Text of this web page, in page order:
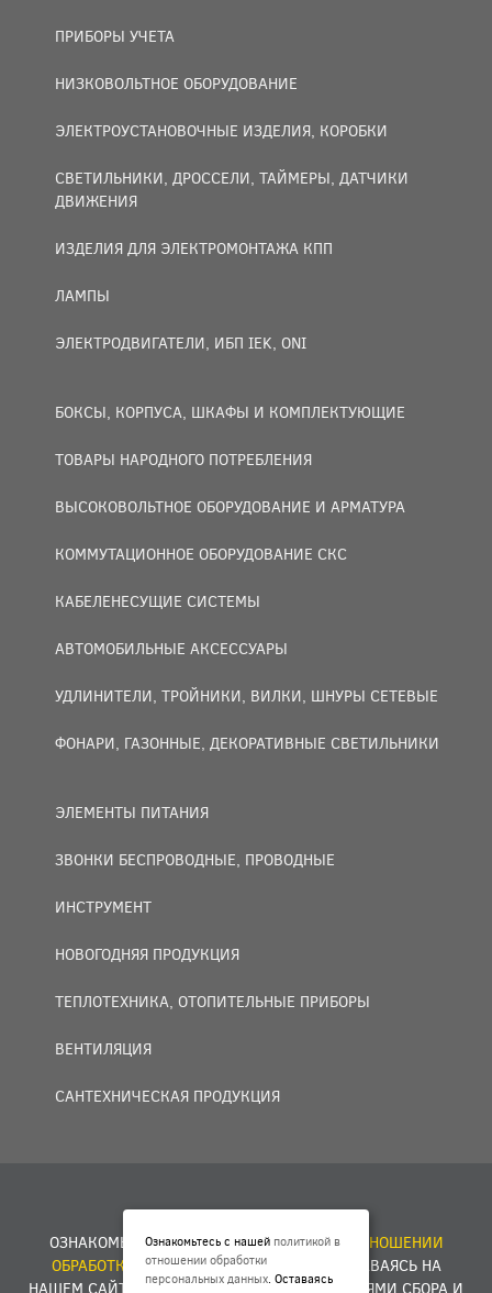
ПРИБОРЫ УЧЕТА
НИЗКОВОЛЬТНОЕ ОБОРУДОВАНИЕ
ЭЛЕКТРОУСТАНОВОЧНЫЕ ИЗДЕЛИЯ, КОРОБКИ
СВЕТИЛЬНИКИ, ДРОССЕЛИ, ТАЙМЕРЫ, ДАТЧИКИ
ДВИЖЕНИЯ
ИЗДЕЛИЯ ДЛЯ ЭЛЕКТРОМОНТАЖА КПП
ЛАМПЫ
ЭЛЕКТРОДВИГАТЕЛИ, ИБП IEK, ONI
БОКСЫ, КОРПУСА, ШКАФЫ И КОМПЛЕКТУЮЩИЕ
ТОВАРЫ НАРОДНОГО ПОТРЕБЛЕНИЯ
ВЫСОКОВОЛЬТНОЕ ОБОРУДОВАНИЕ И АРМАТУРА
КОММУТАЦИОННОЕ ОБОРУДОВАНИЕ СКС
КАБЕЛЕНЕСУЩИЕ СИСТЕМЫ
АВТОМОБИЛЬНЫЕ АКСЕССУАРЫ
УДЛИНИТЕЛИ, ТРОЙНИКИ, ВИЛКИ, ШНУРЫ СЕТЕВЫЕ
ФОНАРИ, ГАЗОННЫЕ, ДЕКОРАТИВНЫЕ СВЕТИЛЬНИКИ
ЭЛЕМЕНТЫ ПИТАНИЯ
ЗВОНКИ БЕСПРОВОДНЫЕ, ПРОВОДНЫЕ
ИНСТРУМЕНТ
НОВОГОДНЯЯ ПРОДУКЦИЯ
ТЕПЛОТЕХНИКА, ОТОПИТЕЛЬНЫЕ ПРИБОРЫ
ВЕНТИЛЯЦИЯ
САНТЕХНИЧЕСКАЯ ПРОДУКЦИЯ
ОЗНАКОМЬТЕСЬ С НАШЕЙПОЛИТИКОЙ В ОТНОШЕНИИ
ОБРАБОТКИ ПЕРСОНАЛЬНЫХ ДАННЫХ
. ОСТАВАЯСЬ НА
НАШЕМ САЙТЕ, ВЫСОГЛАШАЕТЕСЬС УСЛОВИЯМИ СБОРА И
Ознакомьтесь с нашей политикой в
отношении обработки
персональных данных. Оставаясь